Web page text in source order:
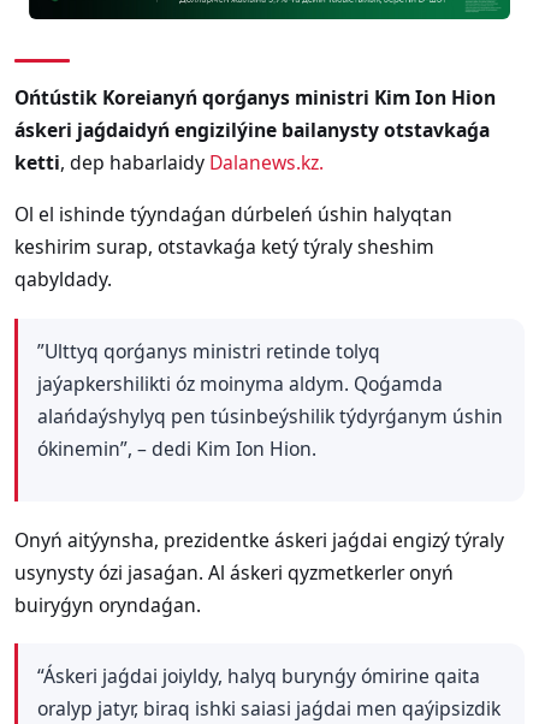
Ońtústik Koreianyń qorǵanys ministri Kim Ion Hion
áskeri jaǵdaidyń engizilýine bailanysty otstavkaǵa
ketti, dep habarlaidy Dalanews.kz.
Ol el ishinde týyndaǵan dúrbeleń úshin halyqtan
keshirim surap, otstavkaǵa ketý týraly sheshim
qabyldady.
”Ulttyq qorǵanys ministri retinde tolyq
jaýapkershilikti óz moinyma aldym. Qoǵamda
alańdaýshylyq pen túsinbeýshilik týdyrǵanym úshin
ókinemin”, – dedi Kim Ion Hion.
Onyń aitýynsha, prezidentke áskeri jaǵdai engizý týraly
usynysty ózi jasaǵan. Al áskeri qyzmetkerler onyń
buiryǵyn oryndaǵan.
“Áskeri jaǵdai joiyldy, halyq burynǵy ómirine qaita
oralyp jatyr, biraq ishki saiasi jaǵdai men qaýipsizdik